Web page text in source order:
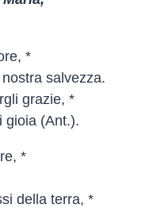
*
salvezza.
grazie, *
gioia (Ant.).
*
della terra, *